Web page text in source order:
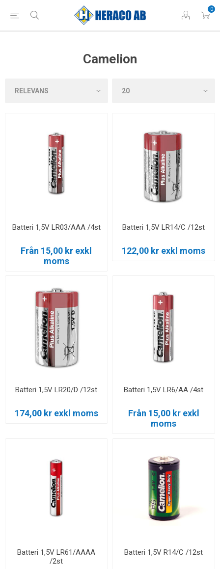
0
Camelion
Batteri 1,5V LR03/AAA /4st
Från 15,00 kr exkl
moms
Batteri 1,5V LR14/C /12st
122,00 kr exkl moms
Batteri 1,5V LR20/D /12st
174,00 kr exkl moms
Batteri 1,5V LR6/AA /4st
Från 15,00 kr exkl
moms
Batteri 1,5V LR61/AAAA
/2st
Batteri 1,5V R14/C /12st